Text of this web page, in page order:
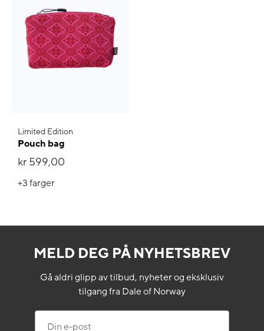
Limited Edition
Pouch bag
kr 599,00
+3farger
MELD DEG PÅ NYHETSBREV
Gå aldri glipp av tilbud, nyheter og eksklusiv
tilgang fra Dale of Norway